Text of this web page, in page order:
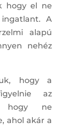
hogy el ne
A
alapú
nehéz
hogy a
az
hogy ne
ahol akár a